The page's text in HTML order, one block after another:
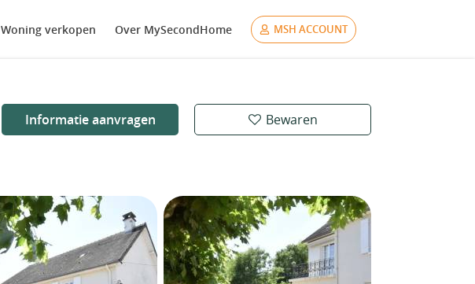
Woning verkopen Over MySecondHome MSH ACCOUNT
Informatie aanvragen Bewaren